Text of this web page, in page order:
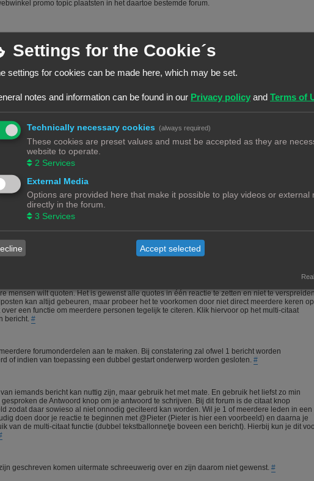
promo topic plaatsten in het daartoe bestemde forum.
netjes. Het voordeel van een beetje over jezelf en je hobby te vertellen is dat mede-forumleden
is en je dus sneller en beter kunnen helpen. Het voorstellen wordt dus vanuit het
Echter, het is niet toegestaan om nieuwe leden door opmerkingen of hints aan te manen
dat iemand zich "moet" voorstellen worden steevast verwijderd. Bij herhaald overtreden van
zijn.#
om het forum te raadplegen via de zoekfunctie. Veel vragen zijn al vaker gesteld op dit
een antwoord vindt. Het laat ook zien dat je zelf ook actie onderneemt en niet alleen maar
het correcte antwoord geeft.
op een forum. Echter is het bij een hobby als 3Dprinten ook van belang dat de
zijn/haar vraag, ook aangeeft wat hij/zij zelf al heeft gedaan, heeft opgezocht of heeft
je zelf meedenkt.
Eigen materiaal zal nooit een probleem zijn. Wees echter voorzichtig met het gebruik
Daar kan vaak een copyright op rusten. In alle gevallen is het verstandig om bij
mensen wilt quoten. Het is gewenst alle quotes in één reactie te zetten en niet te
kan altijd gebeuren, maar probeer het te voorkomen door niet direct meerdere keren op
een functie om meerdere personen tegelijk te citeren. Klik hiervoor op het multi-citaat
bericht. #
forumonderdelen aan te maken. Bij constatering zal ofwel 1 bericht worden
of indien van toepassing een dubbel gestart onderwerp worden gesloten. #
iemands bericht kan nuttig zijn, maar gebruik het met mate. En gebruik het liefst zo min
de Antwoord knop om je antwoord te schrijven. Bij dit forum is de citaat knop
zodat daar sowieso al niet onnodig geciteerd kan worden. Wil je 1 of meerdere leden in een
doen door je reactie te beginnen met @Pieter (Pieter is hier een voorbeeld) en daarna je
van de multi-citaat functie (dubbel tekstballonnetje boveen een bericht). Hierbij kun je dit
geschreven komen uitermate schreeuwerig over en zijn daarom niet gewenst. #
Settings for the Cookie´s
settings for cookies can be made here, which may be set.
notes and information can be found in our Privacy policy and Terms of
Technically necessary cookies (always required)
These cookies are preset values and must be accepted as they are
website to operate.
2 Services
External Media
Options are provided here that make it possible to play videos or external
directly in the forum.
3 Services
Accept selected